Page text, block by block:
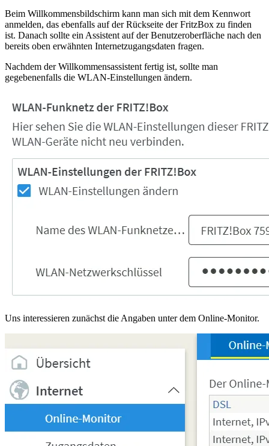
Beim Willkommensbildschirm kann man sich mit dem Kennwort
anmelden, das ebenfalls auf der Rückseite der FritzBox zu finden
ist. Danach sollte ein Assistent auf der Benutzeroberfläche nach den
bereits oben erwähnten Internetzugangsdaten fragen.
Nachdem der Willkommensassistent fertig ist, sollte man
gegebenenfalls die WLAN-Einstellungen ändern.
Uns interessieren zunächst die Angaben unter dem Online-Monitor.